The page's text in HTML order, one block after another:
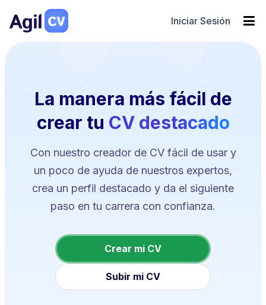
Iniciar Sesión
La manera más fácil de
crear tu CV destacado
Con nuestro creador de CV fácil de usar y
un poco de ayuda de nuestros expertos,
crea un perfil destacado y da el siguiente
paso en tu carrera con confianza.
Crear mi CV
Subir mi CV